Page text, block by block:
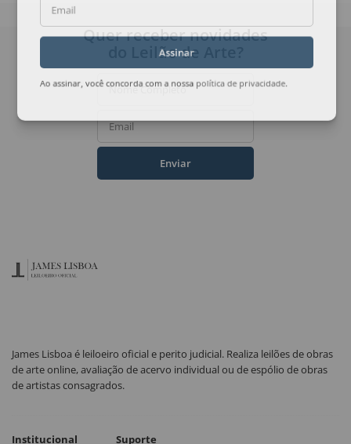
Email
Assinar
Ao assinar, você concorda com a nossa política de privacidade
Quer receber novidades
do Leilão de Arte?
Nome Completo
Email
Enviar
James Lisboa é leiloeiro oficial e perito judicial. Realiza leilões de obras
de arte online, avaliação de acervo individual ou de espólio de obras
de artistas consagrados.
Institucional Suporte